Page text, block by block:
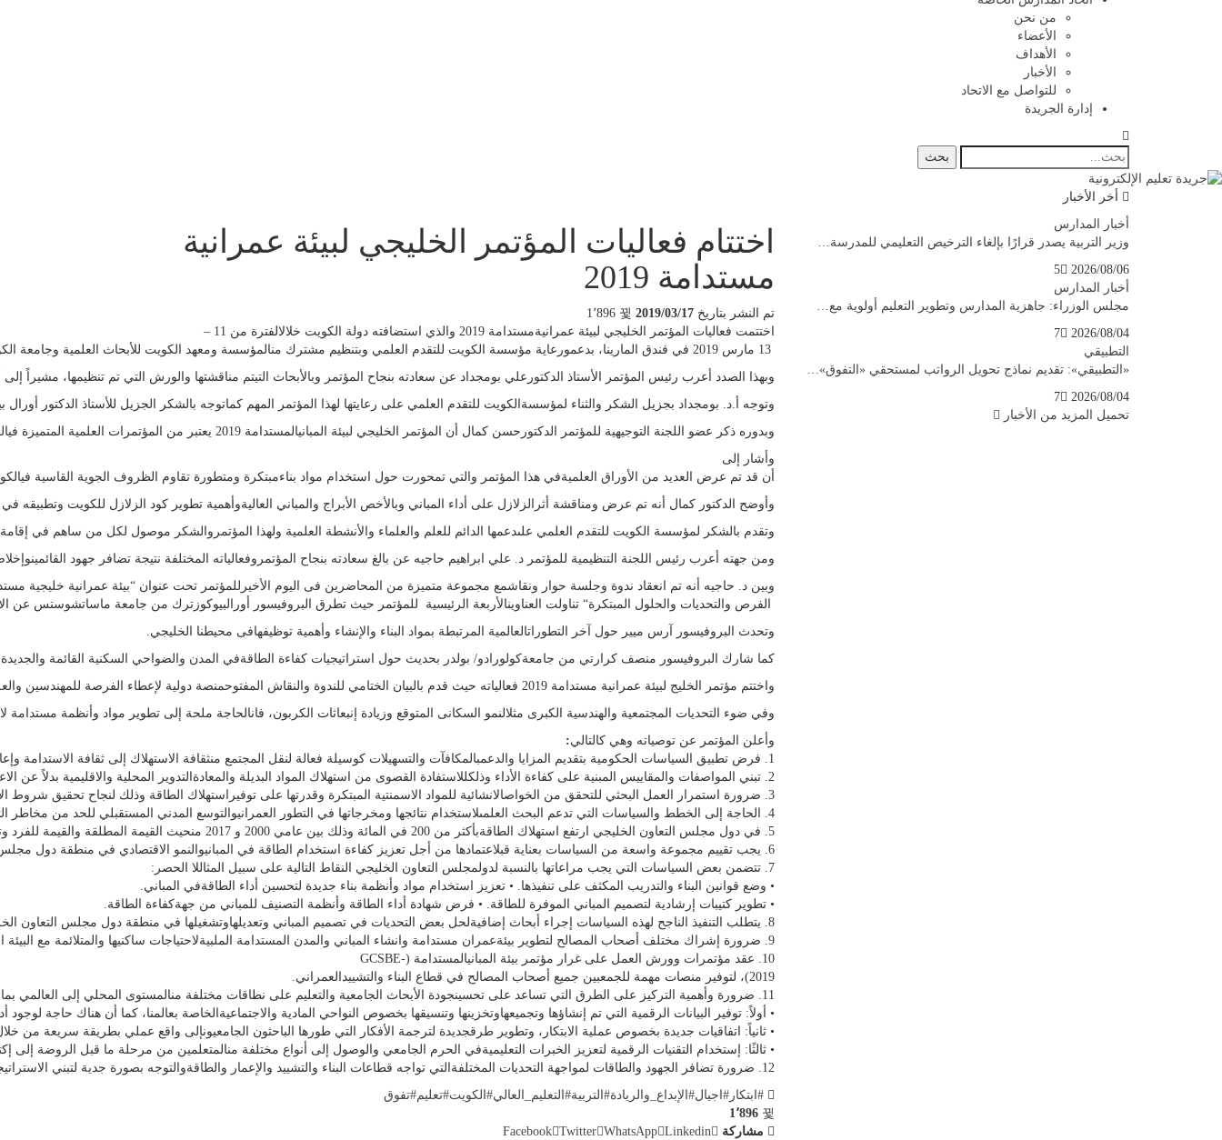
من نحن
الأعضاء
الأهداف
الأخبار
للتواصل مع الاتحاد
إدارة الجريدة
اختتام فعاليات المؤتمر الخليجي لبيئة عمرانية
مستدامة 2019
تم النشر بتاريخ 2019/03/17
اختتمت فعاليات المؤتمر الخليجي لبيئة عمرانيةمستدامة 2019 والذي استضافته دولة الكويت خلالالفترة من 11 –
وبهذا الصدد أعرب رئيس المؤتمر الأستاذ الدكتورعلي بومجداد عن سعادته بنجاح المؤتمر وبالأبحاث التيتم مناقشتها والورش التي تم تنظيمها، مشيراً إلى أن عددالمشاركين في المؤتمر قد فاق التوقعات حيث
وتوجه أ.د. بومجداد بجزيل الشكر والثناء لمؤسسةالكويت للتقدم العلمي على رعايتها لهذا المؤتمر المهم كماتوجه بالشكر الجزيل للأستاذ
وبدوره ذكر عضو اللجنة التوجيهية للمؤتمر الدكتورحسن كمال أن المؤتمر الخليجي ‏لبيئة المبانيالمستدامة 2019 يعتبر من المؤتمرات العلمية المتميزة فيالكويت، فقد شارك في المؤتمر العديد منالعلماء والأكاديميين والمختصين المتميزين في صناعة البناءوالتشييد والطاقة.
وأشار إلى
أن قد تم عرض العديد من الأوراق العلميةفي هذا المؤتمر والتي تمحورت حول استخدام مواد بناءمبتكرة ومتطورة تقاوم الظروف الجوية القاسية
وأوضح الدكتور كمال أنه تم عرض ومناقشة أثرالزلازل على أداء المباني وبالأخص الأبراج والمباني العاليةوأهمية تطوير كود الزلازل للكويت
وتقدم بالشكر لمؤسسة الكويت للتقدم العلمي علىدعمها الدائم للعلم والعلماء والأنشطة العلمية ولهذا المؤتمروالشكر موصول لكل من ساهم في إقامة
ومن جهته أعرب رئيس اللجنة التنظيمية للمؤتمر د. علي ابراهيم حاجيه عن بالغ سعادته بنجاح المؤتمروفعالياته المختلفة نتيجة تضافر جهود
وبين د. حاجيه أنه تم انعقاد ندوة وجلسة حوار ونقاشمع مجموعة متميزة من المحاضرين فى اليوم الأخيرللمؤتمر تحت عنوان “بيئة عمرانية خليجية
الفرص والتحديات والحلول المبتكرة“ تناولت العناوينالأربعة الرئيسية للمؤتمر حيث تطرق البروفيسور أورالبيوكوزترك من جامعة ماساتشوستس عن
وتحدث البروفيسور آرس ميير حول آخر التطوراتالعالمية المرتبطة بمواد البناء والإنشاء وأهمية توظيفهافى محيطنا الخليجي.
كما شارك البروفيسور منصف كرارتي من جامعةكولورادو/ بولدر بحديث حول استراتيجيات كفاءة الطاقةفي المدن والضواحي السكنية القائمة والجديدة
واختتم مؤتمر الخليج لبيئة عمرانية مستدامة 2019 فعالياته حيث قدم بالبيان الختامي للندوة والنقاش المفتوحمنصة دولية لإعطاء الفرصة للمهندسين والعلماء والباحثين،والمتحدثين المتميزين، وجميع الحاضرين لمناقشةالاحتياجات البحثية ومجالات التطبيق للتنمية المستدامةللبنية التحتية في المستقبل وكذلك تعديل الأنظمة الحالية،وإن هذا المؤتمر هو أحد ثمار نتائج المشروع التعاونيالمشترك بين معهد ماساتشوستس للتكنولوجيا ومعهدالكويت للأبحاث العلمية وجامعة الكويت والمدعوم منمؤسسة الكويت للتقدم العلمي والذي اكتمل بنجاح كبير،وقدم هذا المؤتمر أساليب مبتكرة وحلول تكنولوجيةواستراتيجيات متكاملة لأصحاب القرار وللشركات الناشئةوحلول قابلة للتطبيق، ودليل للتطورات المستقبلية.
وفي ضوء التحديات المجتمعية والهندسية الكبرى مثلالنمو السكانى المتوقع وزيادة إنبعاثات الكربون، فانالحاجة ملحة إلى تطوير مواد وأنظمة
وأعلن
المؤتمر عن توصياته وهي كالتالي:
1. فرض تطبيق السياسات الحكومية بتقديم المزايا والدعمبالمكافآت والتسهيلات كوسيلة فعالة لنقل المجتمع منثقافة الاستهلاك إلى ثقافة الاستدامة
2. تبني المواصفات والمقاييس المبنية على كفاءة الأداء وذلكللاستفادة القصوى من استهلاك المواد البديلة والمعادةالتدوير المحلية والاقليمية بدلاً عن
3. ضرورة استمرار العمل البحثي للتحقق من الخواصالانشائية للمواد الاسمنتية المبتكرة وقدرتها على توفيراستهلاك الطاقة وذلك لنجاح تحقيق شروط
4. الحاجة إلى الخطط والسياسات التي تدعم البحث العلمىلاستخدام نتائجها ومخرجاتها في التطور العمرانيوالتوسع المدني المستقبلي للحد من مخاطر
5. في دول مجلس التعاون الخليجي ارتفع استهلاك
6. يجب تقييم مجموعة واسعة من السياسات بعناية قبلاعتمادها من أجل تعزيز كفاءة استخدام الطاقة في المبانيوالنمو الاقتصادي في منطقة دول مجلس
7. تتضمن بعض السياسات التي يجب مراعاتها بالنسبة لدولمجلس التعاون الخليجي النقاط التالية على سبيل المثاللا الحصر:
• وضع قوانين البناء والتدريب المكثف على تنفيذها. • تعزيز استخدام مواد وأنظمة بناء جديدة لتحسين أداء الطاقةفي المباني.
• تطوير كتيبات إرشادية لتصميم المباني الموفرة للطاقة. • فرض شهادة أداء الطاقة وأنظمة التصنيف للمباني من جهةكفاءة الطاقة.
8. يتطلب التنفيذ الناجح لهذه السياسات إجراء أبحاث إضافيةلحل بعض التحديات في تصميم المباني وتعديلهاوتشغيلها في منطقة دول مجلس
9. ضرورة إشراك مختلف أصحاب المصالح لتطوير بيئةعمران مستدامة وانشاء المباني والمدن المستدامة الملبيةلاحتياجات ساكنيها والمتلائمة مع
10. عقد مؤتمرات وورش العمل على غرار مؤتمر بيئة المبانيالمستدامة (GCSBE-
2019)، لتوفير منصات مهمة للجمعبين جميع أصحاب المصالح في قطاع البناء والتشييدالعمراني.
11. ضرورة وأهمية التركيز على الطرق التي تساعد على تحسينجودة الأبحاث الجامعية والتعليم على نطاقات مختلفة منالمستوى المحلي إلى العالمي
• أولاً: توفير البيانات الرقمية التي تم إنشاؤها وتجميعهاوتخزينها وتنسيقها بخصوص النواحي المادية والاجتماعيةالخاصة بعالمنا، كما أن هناك حاجة
• ثانياً: اتفاقيات جديدة بخصوص عملية الابتكار، وتطوير طرقجديدة لترجمة الأفكار التي طورها الباحثون الجامعيونإلى واقع عملي بطريقة سريعة
• ثالثًا: إستخدام التقنيات الرقمية لتعزيز الخبرات التعليميةفي الحرم الجامعي والوصول إلى أنواع مختلفة منالمتعلمين من مرحلة ما قبل الروضة إلى
12. ضرورة تضافر الجهود والطاقات لمواجهة التحديات المختلفةالتي تواجه قطاعات البناء والتشييد والإعمار والطاقةوالتوجه بصورة جدية لتبني الاستراتيجيات الحديثة لضمانبيئة عمرانية مستدامة لمحيطنا الخليجي.
#ابتكار #اجيال#الإبداع_والريادة#التربية#التعليم_العالي#الكويت#تعليم#تفوق
1٬896
مشاركة
Facebook Twitter WhatsApp Linkedin
أخر الأخبار
أخبار المدارس
وزير التربية يصدر قرارًا بإلغاء الترخيص التعليمي للمدرسة…
2026/08/06
5
أخبار المدارس
مجلس الوزراء: جاهزية المدارس وتطوير التعليم أولوية مع…
2026/08/04
7
التطبيقي
«التطبيقي»: تقديم نماذج تحويل الرواتب لمستحقي «التفوق»…
2026/08/04
7
تحميل المزيد من الأخبار